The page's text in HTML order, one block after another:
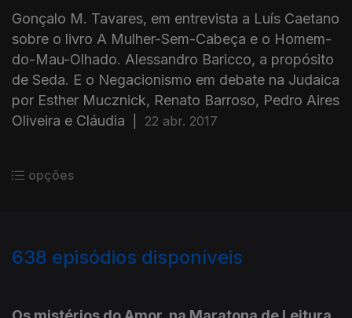
Gonçalo M. Tavares, em entrevista a Luís Caetano
sobre o livro A Mulher-Sem-Cabeça e o Homem-
do-Mau-Olhado. Alessandro Baricco, a propósito
de Seda. E o Negacionismo em debate na Judaica
por Esther Mucznick, Renato Barroso, Pedro Aires
Oliveira e Cláudia
22 abr. 2017
opções
638 episódios disponíveis